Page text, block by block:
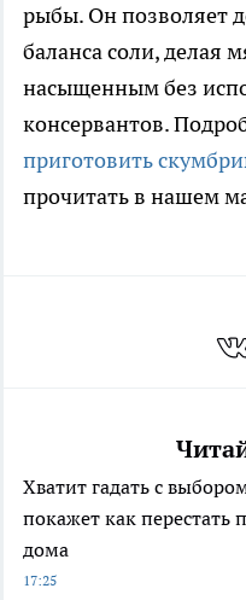
рыбы. Он позволяет
баланса соли, делая
насыщенным без
консервантов.
приготовить
прочитать в нашем
Хватит гадать с
покажет как перестать
дома
17:25